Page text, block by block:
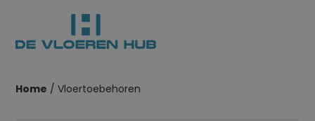
Home / Vloertoebehoren